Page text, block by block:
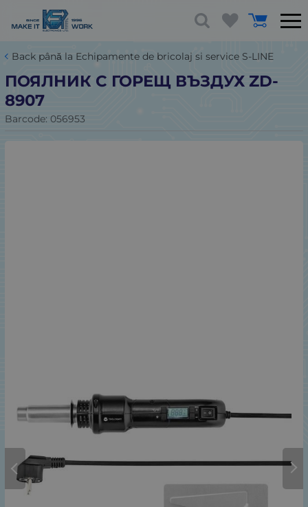
Back până la Echipamente de bricolaj si service S-LINE
ПОЯЛНИК С ГОРЕЩ ВЪЗДУХ ZD-
8907
Barcode: 056953